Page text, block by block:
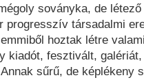
soványka, de
progresszív társadalmi
hoztak létre
kiadót, fesztivált,
sűrű, de képlékeny